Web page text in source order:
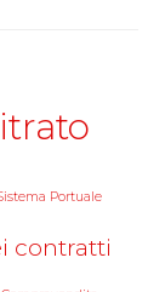
Portuale
contratti